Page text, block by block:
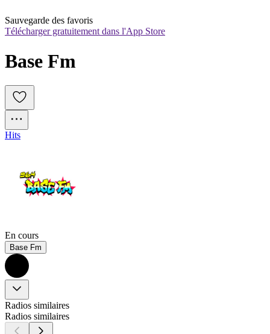
Sauvegarde des favoris
Télécharger gratuitement dans l'App Store
Base Fm
Hits
En cours
Base Fm
Radios similaires
Radios similaires